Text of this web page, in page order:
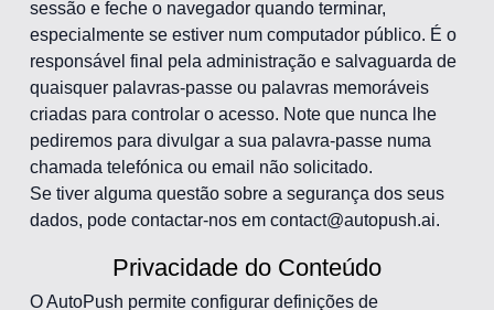
sessão e feche o navegador quando terminar,
especialmente se estiver num computador público. É o
responsável final pela administração e salvaguarda de
quaisquer palavras-passe ou palavras memoráveis
criadas para controlar o acesso. Note que nunca lhe
pediremos para divulgar a sua palavra-passe numa
chamada telefónica ou email não solicitado.
Se tiver alguma questão sobre a segurança dos seus
dados, pode contactar-nos em contact@autopush.ai.
Privacidade do Conteúdo
O AutoPush permite configurar definições de